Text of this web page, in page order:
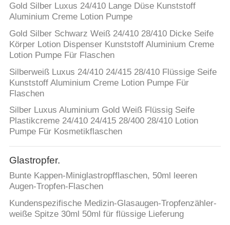
Gold Silber Luxus 24/410 Lange Düse Kunststoff
Aluminium Creme Lotion Pumpe
Gold Silber Schwarz Weiß 24/410 28/410 Dicke Seife
Körper Lotion Dispenser Kunststoff Aluminium Creme
Lotion Pumpe Für Flaschen
Silberweiß Luxus 24/410 24/415 28/410 Flüssige Seife
Kunststoff Aluminium Creme Lotion Pumpe Für
Flaschen
Silber Luxus Aluminium Gold Weiß Flüssig Seife
Plastikcreme 24/410 24/415 28/400 28/410 Lotion
Pumpe Für Kosmetikflaschen
Glastropfer.
Bunte Kappen-Miniglastropfflaschen, 50ml leeren
Augen-Tropfen-Flaschen
Kundenspezifische Medizin-Glasaugen-Tropfenzähler-
weiße Spitze 30ml 50ml für flüssige Lieferung